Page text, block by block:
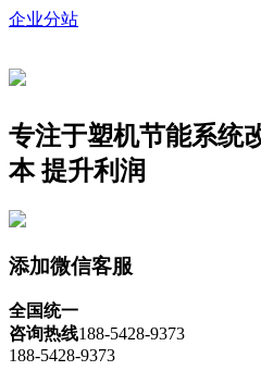
企业分站
专注于塑机节能系统
本 提升利润
添加微信客服
全国统一
咨询热线188-5428-9373
188-5428-9373